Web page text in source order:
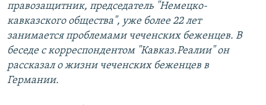
правозащитник, председатель "Немецко-
кавказского общества", уже более 22 лет
занимается проблемами чеченских беженцев. В
беседе с корреспондентом "Кавказ.Реалии" он
рассказал о жизни чеченских беженцев в
Германии.